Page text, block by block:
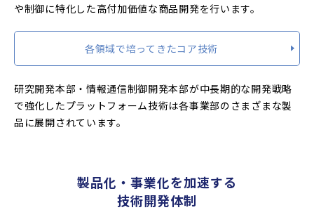
や制御に特化した高付加価値な商品開発を行います。
各領域で培ってきたコア技術
研究開発本部・情報通信制御開発本部が中長期的な開発戦略
で強化したプラットフォーム技術は各事業部のさまざまな製
品に展開されています。
製品化・事業化を加速する
技術開発体制